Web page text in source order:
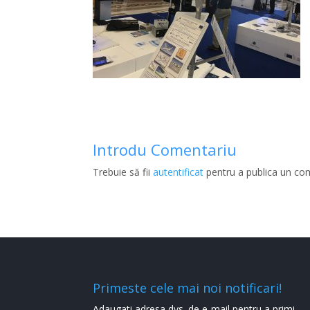
Introdu Comentariu
Trebuie să fiiautentificat pentru a publica un
Primeste cele mai noi notificari!